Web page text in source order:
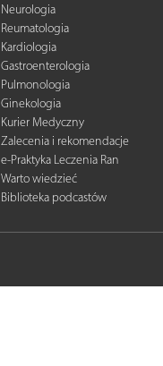
Neurologia
Reumatologia
Kardiologia
Gastroenterologia
Pulmonologia
Ginekologia
Kurier Medyczny
Zalecenia i rekomendacje
e-Praktyka Leczenia Ran
Warto wiedzieć
Biblioteka podcastów